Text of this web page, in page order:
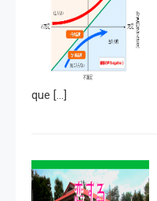
que […]